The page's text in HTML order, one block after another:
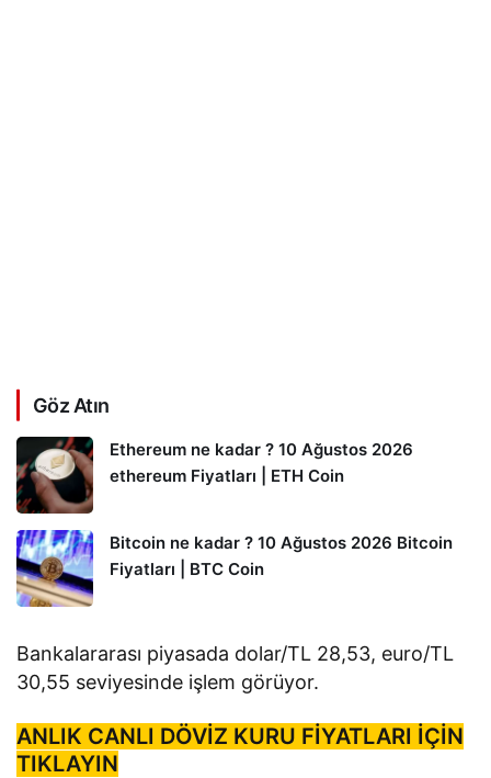
Göz Atın
Ethereum ne kadar ? 10 Ağustos 2026
ethereum Fiyatları | ETH Coin
Bitcoin ne kadar ? 10 Ağustos 2026 Bitcoin
Fiyatları | BTC Coin
Bankalararası piyasada dolar/TL 28,53, euro/TL
30,55 seviyesinde işlem görüyor.
ANLIK CANLI DÖVİZ KURU FİYATLARI İÇİN
TIKLAYIN